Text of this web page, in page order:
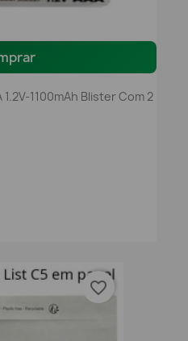
1100mAh Blister Com 2
favorite_border